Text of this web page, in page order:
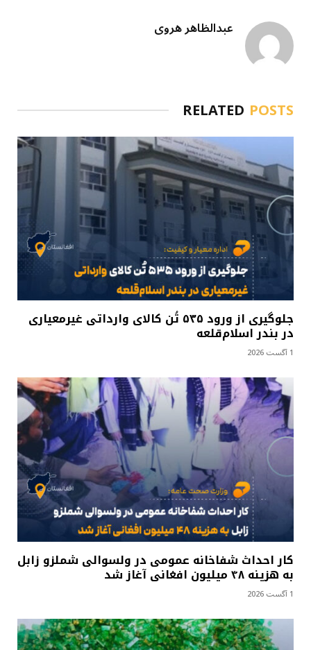
عبدالظاهر هروی
RELATED POSTS
جلوگیری از ورود ۵۳۵ تُن کالای وارداتی غیرمعیاری
در بندر اسلام‌قلعه
1 آگست 2026
کار احداث شفاخانه عمومی در ولسوالی شملزو زابل
به هزینه ۴۸ میلیون افغانی آغاز شد
1 آگست 2026